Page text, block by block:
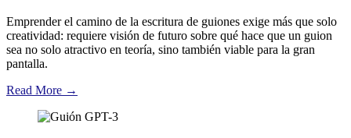
Emprender el camino de la escritura de guiones exige más que solo
creatividad: requiere visión de futuro sobre qué hace que un guion
sea no solo atractivo en teoría, sino también viable para la gran
pantalla.
Read More →